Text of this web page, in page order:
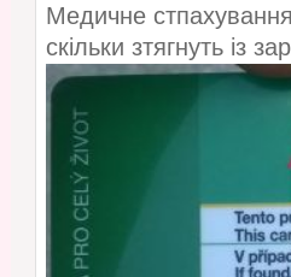
Медичне
скільки зтягнуть із